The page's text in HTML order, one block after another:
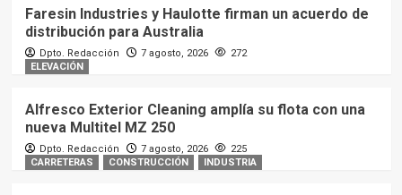
Faresin Industries y Haulotte firman un acuerdo de
distribución para Australia
Dpto. Redacción 7 agosto, 2026
272
ELEVACIÓN
Alfresco Exterior Cleaning amplía su flota con una
nueva Multitel MZ 250
Dpto. Redacción 7 agosto, 2026
225
CARRETERAS
CONSTRUCCIÓN INDUSTRIA